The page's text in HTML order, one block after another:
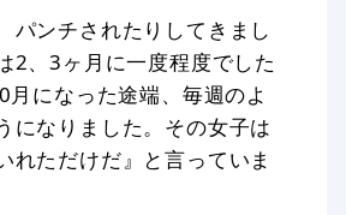
パンチされたりしてきまし
2、3ヶ月に一度程度でした
になった途端、毎週のよ
になりました。その女子は
れただけだ』と言っていま